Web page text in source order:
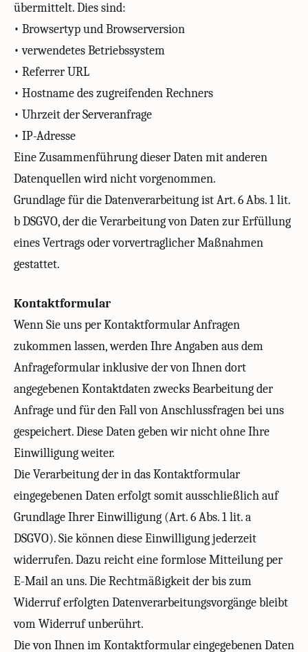
übermittelt. Dies sind:
• Browsertyp und Browserversion
• verwendetes Betriebssystem
• Referrer URL
• Hostname des zugreifenden Rechners
• Uhrzeit der Serveranfrage
• IP-Adresse
Eine Zusammenführung dieser Daten mit anderen
Datenquellen wird nicht vorgenommen.
Grundlage für die Datenverarbeitung ist Art. 6 Abs. 1 lit.
b DSGVO, der die Verarbeitung von Daten zur Erfüllung
eines Vertrags oder vorvertraglicher Maßnahmen
gestattet.
Kontaktformular
Wenn Sie uns per Kontaktformular Anfragen
zukommen lassen, werden Ihre Angaben aus dem
Anfrageformular inklusive der von Ihnen dort
angegebenen Kontaktdaten zwecks Bearbeitung der
Anfrage und für den Fall von Anschlussfragen bei uns
gespeichert. Diese Daten geben wir nicht ohne Ihre
Einwilligung weiter.
Die Verarbeitung der in das Kontaktformular
eingegebenen Daten erfolgt somit ausschließlich auf
Grundlage Ihrer Einwilligung (Art. 6 Abs. 1 lit. a
DSGVO). Sie können diese Einwilligung jederzeit
widerrufen. Dazu reicht eine formlose Mitteilung per
E-Mail an uns. Die Rechtmäßigkeit der bis zum
Widerruf erfolgten Datenverarbeitungsvorgänge bleibt
vom Widerruf unberührt.
Die von Ihnen im Kontaktformular eingegebenen Daten